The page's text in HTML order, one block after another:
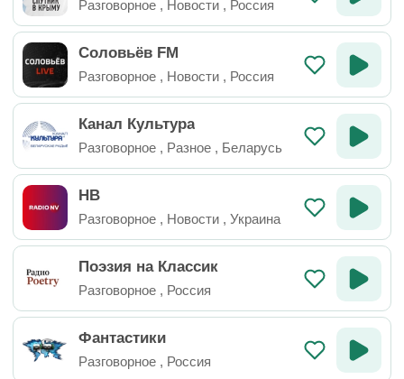
Разговорное , Новости , Россия
Соловьёв FM
Разговорное , Новости , Россия
Канал Культура
Разговорное , Разное , Беларусь
НВ
Разговорное , Новости , Украина
Поэзия на Классик
Разговорное , Россия
Фантастики
Разговорное , Россия